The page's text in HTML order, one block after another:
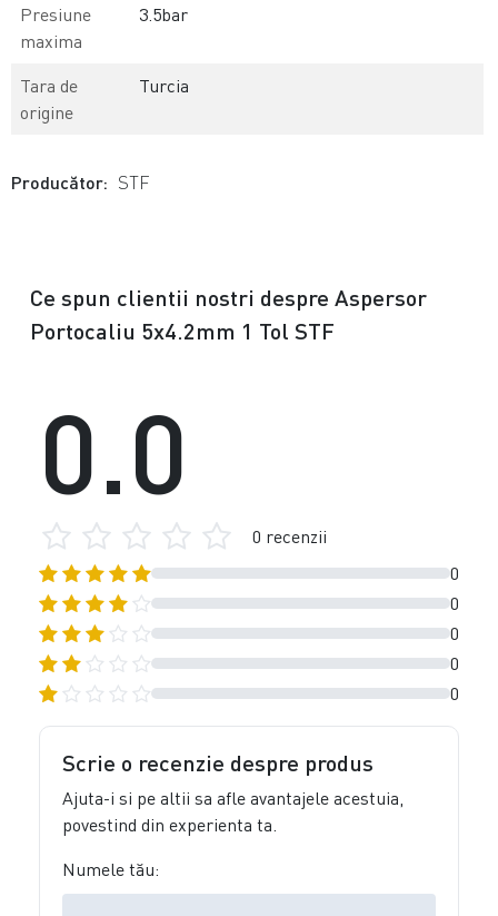
Presiune
maxima
3.5bar
Tara de
origine
Turcia
Producător: STF
Ce spun clientii nostri despre Aspersor
Portocaliu 5x4.2mm 1 Tol STF
0
0
0
0
0
0.0
0 recenzii
Scrie o recenzie despre produs
Ajuta-i si pe altii sa afle avantajele acestuia,
povestind din experienta ta.
Numele tău: